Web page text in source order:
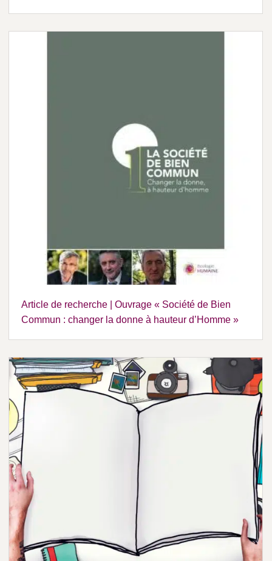
Article de recherche | Ouvrage « Société de Bien
Commun : changer la donne à hauteur d’Homme »